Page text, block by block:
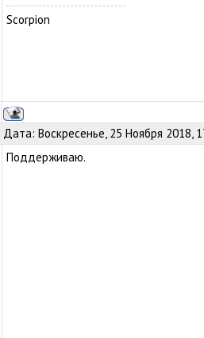
Scorpion
Дата: Воскресенье, 25 Ноября 2018,
Поддерживаю.